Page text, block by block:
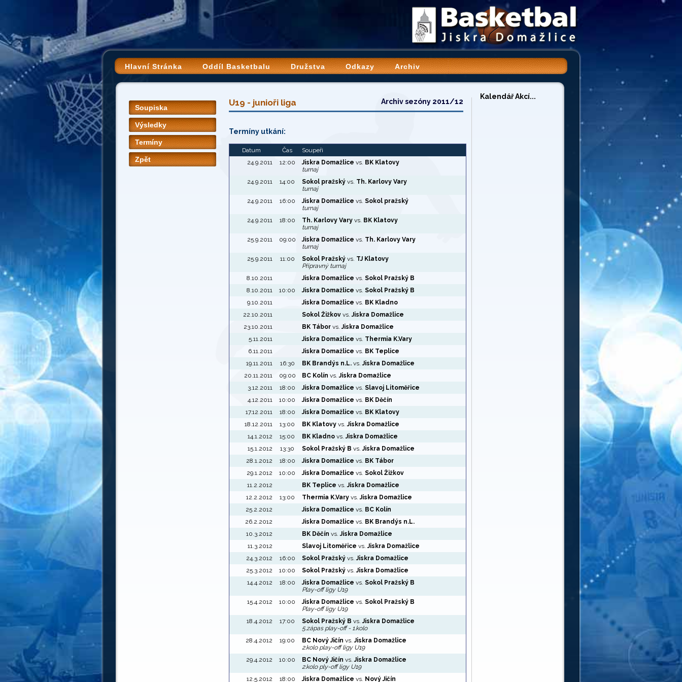
Hlavní Stránka Oddíl Basketbalu Družstva Odkazy Archiv
Soupiska
Výsledky
Termíny
Zpět
U19 - junioři liga Archiv sezóny 2011/12
Termíny utkání:
Datum Čas
Soupeři
24.9.2011
12:00 Jiskra Domažlice vs. BK Klatovy
turnaj
24.9.2011
14:00 Sokol pražský vs. Th. Karlovy Vary
turnaj
24.9.2011
16:00 Jiskra Domažlice vs. Sokol pražský
turnaj
24.9.2011
18:00 Th. Karlovy Vary vs. BK Klatovy
turnaj
25.9.2011
09:00 Jiskra Domažlice vs. Th. Karlovy Vary
turnaj
25.9.2011
11:00 Sokol Pražský vs. TJ Klatovy
Přípravný turnaj
8.10.2011
Jiskra Domažlice vs. Sokol Pražský B
8.10.2011
10:00 Jiskra Domažlice vs. Sokol Pražský B
9.10.2011
Jiskra Domažlice vs. BK Kladno
22.10.2011
Sokol Žižkov vs.Jiskra Domažlice
23.10.2011
BK Tábor vs.Jiskra Domažlice
5.11.2011
Jiskra Domažlice vs. Thermia K.Vary
6.11.2011
Jiskra Domažlice vs. BK Teplice
19.11.2011
16:30 BK Brandýs n.L. vs.Jiskra Domažlice
20.11.2011
09:00 BC Kolín vs.Jiskra Domažlice
3.12.2011
18:00 Jiskra Domažlice vs. Slavoj Litoměřice
4.12.2011
10:00 Jiskra Domažlice vs. BK Děčín
17.12.2011
18:00 Jiskra Domažlice vs. BK Klatovy
18.12.2011
13:00 BK Klatovy vs.Jiskra Domažlice
14.1.2012
15:00 BK Kladno vs.Jiskra Domažlice
15.1.2012
13:30 Sokol Pražský B vs.Jiskra Domažlice
28.1.2012
18:00 Jiskra Domažlice vs. BK Tábor
29.1.2012
10:00 Jiskra Domažlice vs. Sokol Žižkov
11.2.2012
BK Teplice vs.Jiskra Domažlice
12.2.2012
13:00 Thermia K.Vary vs.Jiskra Domažlice
25.2.2012
Jiskra Domažlice vs. BC Kolín
26.2.2012
Jiskra Domažlice vs. BK Brandýs n.L.
10.3.2012
BK Děčín vs.Jiskra Domažlice
11.3.2012
Slavoj Litoměřice vs.Jiskra Domažlice
24.3.2012
16:00 Sokol Pražský vs.Jiskra Domažlice
25.3.2012
10:00 Sokol Pražský vs.Jiskra Domažlice
14.4.2012
18:00 Jiskra Domažlice vs. Sokol Pražský B
Play-off ligy U19
15.4.2012
10:00 Jiskra Domažlice vs. Sokol Pražský B
Play-off ligy U19
18.4.2012
17:00 Sokol Pražský B vs.Jiskra Domažlice
5.zápas play-off - 1.kolo
28.4.2012
19:00 BC Nový Jičín vs.Jiskra Domažlice
2.kolo play-off ligy U19
29.4.2012
10:00 BC Nový Jičín vs.Jiskra Domažlice
2.kolo ply-off ligy U19
12.5.2012
18:00 Jiskra Domažlice vs. Nový Jičín
Kalendář Akcí...